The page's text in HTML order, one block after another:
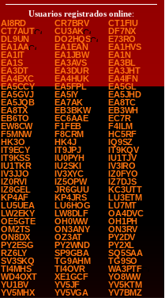
Usuarios registrados online:
AI8RD
CR7BRV
CT1FIU
CT7AUT
CU3AK
DF7NX
DL9UN
DO2HQS
E73RO
EA1AA
EA1EAN
EA1HVS
EA1IT
EA1JBW
EA1N
EA1S
EA3AVS
EA3BL
EA3DT
EA3DUR
EA3JHT
EA4EXC
EA4HUK
EA4IFN
EA5CCY
EA5FPL
EA5GL
EA5GVJ
EA5IY
EA5JHD
EA5JQB
EA7AK
EA8TC
EA8TX
EB3BKW
EB3WH
EB6TO
EC6AAE
EC7R
EW8CW
F1FEB
F4ILM
F5MNW
F8CRM
HC5RF
HK3O
HK4J
IQ9SZ
IT9ECY
IT9JPJ
IT9KQV
IT9KSS
IU0PYH
IU1TJV
IU1TKR
IU2SKI
IV3IRO
IV3JJO
IV3XYC
IZ0FYO
IZ0RVI
IZ5OPW
IZ7DJS
IZ8GEL
JR6GUU
KC3UTT
KP4AF
KP4JRS
LU3ETM
LU5UEA
LU6HOG
LU7MT
LW2EKY
LW8DLF
OA4DVC
OE5GTE
OH0WW
OH1PH
OM2TS
ON3ANY
ON3RV
ON8DX
OZ3AT
PY2DV
PY2ESG
PY2WND
PY2XL
RZ6LY
SP9GBA
SQ5SAA
SV3SKQ
TG9AHM
TG9SO
TI4MHS
TI4OVR
WA3PTF
WD4OXT
XE1GCF
YO8WW
YU1BV
YV5JF
YV5KTM
YV5MHX
YV5VGA YV7BMZ